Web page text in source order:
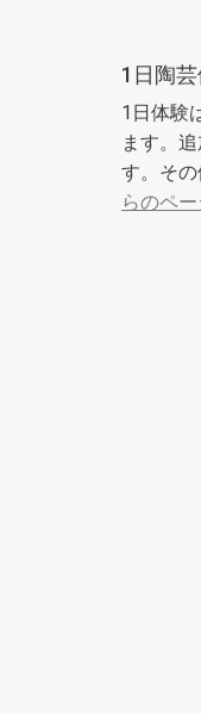
1日陶芸
1日体験
ます。
す。そ
らのペー